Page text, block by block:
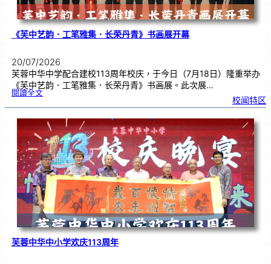
《芙中艺韵．工笔雅集．长荣丹青》书画展开幕
20/07/2026
芙蓉中华中学配合建校113周年校庆，于今日（7月18日）隆重举办
《芙中艺韵．工笔雅集．长荣丹青》书画展。此次展…
閱讀全文:《
艺
．
工
笔
雅
．
长
荣
丹
青
》
书
画
展
开
幕
校闻特区
芙蓉中华中小学欢庆113周年